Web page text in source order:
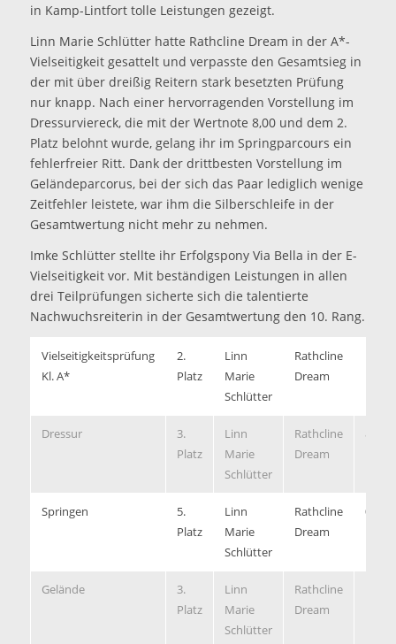
in Kamp-Lintfort tolle Leistungen gezeigt.
Linn Marie Schlütter hatte Rathcline Dream in der A*-
Vielseitigkeit gesattelt und verpasste den Gesamtsieg in
der mit über dreißig Reitern stark besetzten Prüfung
nur knapp. Nach einer hervorragenden Vorstellung im
Dressurviereck, die mit der Wertnote 8,00 und dem 2.
Platz belohnt wurde, gelang ihr im Springparcours ein
fehlerfreier Ritt. Dank der drittbesten Vorstellung im
Geländeparcorus, bei der sich das Paar lediglich wenige
Zeitfehler leistete, war ihm die Silberschleife in der
Gesamtwertung nicht mehr zu nehmen.
Imke Schlütter stellte ihr Erfolgspony Via Bella in der E-
Vielseitigkeit vor. Mit beständigen Leistungen in allen
drei Teilprüfungen sicherte sich die talentierte
Nachwuchsreiterin in der Gesamtwertung den 10. Rang.
Vielseitigkeitsprüfung
Kl. A*
2.
Platz
Linn
Marie
Schlütter
Rathcline
Dream
Dressur
3.
Platz
Linn
Marie
Schlütter
Rathcline
Dream
8,00
Springen
5.
Platz
Linn
Marie
Schlütter
Rathcline
Dream
0/
Gelände
3.
Platz
Linn
Marie
Schlütter
Rathcline
Dream